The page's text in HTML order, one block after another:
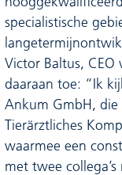
specialistische
Victor Baltus,
daaraan toe: “Ik
Ankum GmbH, die
Tierärztliches
waarmee een
met twee